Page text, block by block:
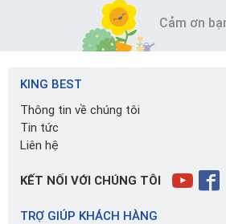
Cảm ơn
KING BEST
Thông tin về chúng tôi
Tin tức
Liên hệ
KẾT NỐI VỚI CHÚNG TÔI
TRỢ GIÚP KHÁCH HÀNG